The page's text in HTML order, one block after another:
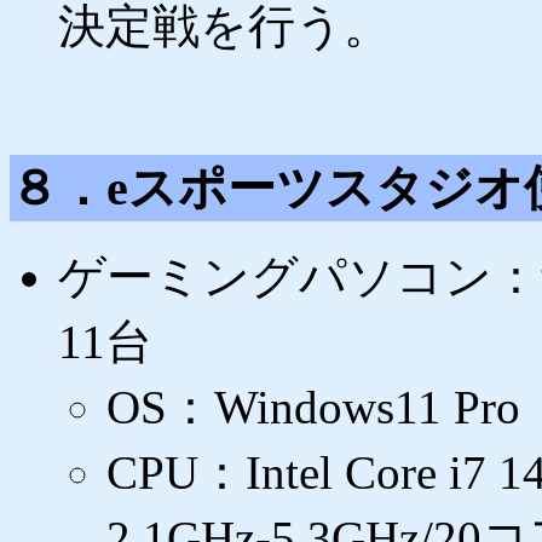
決定戦を行う。
８．eスポーツスタジオ
ゲーミングパソコン
11台
OS：Windows11 Pro
CPU：Intel Core i7